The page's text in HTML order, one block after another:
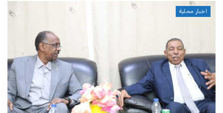
اخبار محلية